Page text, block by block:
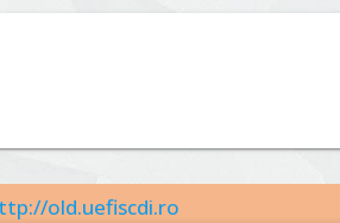
old.uefiscdi.ro